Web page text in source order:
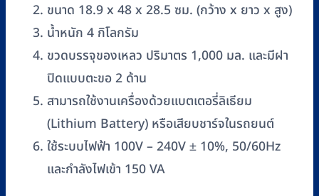
ขนาด 18.9 x 48 x 28.5 ซม. (กว้าง x ยาว x สูง)
น้ำหนัก 4 กิโลกรัม
ขวดบรรจุของเหลว ปริมาตร 1,000 มล. และมีฝา
ปิดแบบตะขอ 2 ด้าน
สามารถใช้งานเครื่องด้วยแบตเตอรี่ลิเธียม
(Lithium Battery) หรือเสียบชาร์จในรถยนต์
ใช้ระบบไฟฟ้า 100V – 240V ± 10%, 50/60Hz
และกำลังไฟเข้า 150 VA